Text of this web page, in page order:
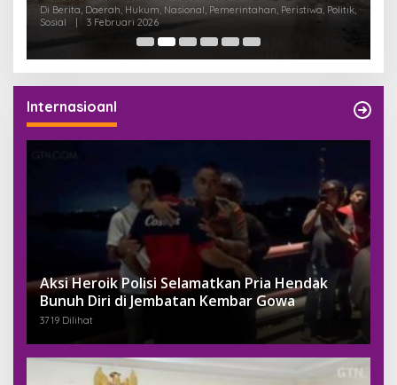
Di Berita, Daerah, Hukum, Nasional, Pemerintahan, Peristiwa, Politik,
Sosial
| 3 Februari 2026
Internasioanl
Aksi Heroik Polisi Selamatkan Pria Hendak
Bunuh Diri di Jembatan Kembar Gowa
3719 Dilihat